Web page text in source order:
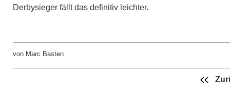
Derbysieger fällt das definitiv leichter.
von Marc Basten